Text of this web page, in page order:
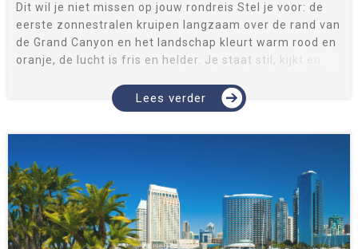
Dit wil je niet missen op jouw rondreis Stel je voor: de
eerste zonnestralen kruipen langzaam over de rand van
de Grand Canyon en het landschap kleurt warm rood en
oranje, de lucht is fris en helder. Je staat stil, kijkt en
Lees verder